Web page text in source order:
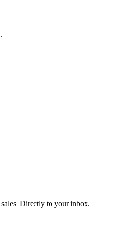
Directly to your inbox.